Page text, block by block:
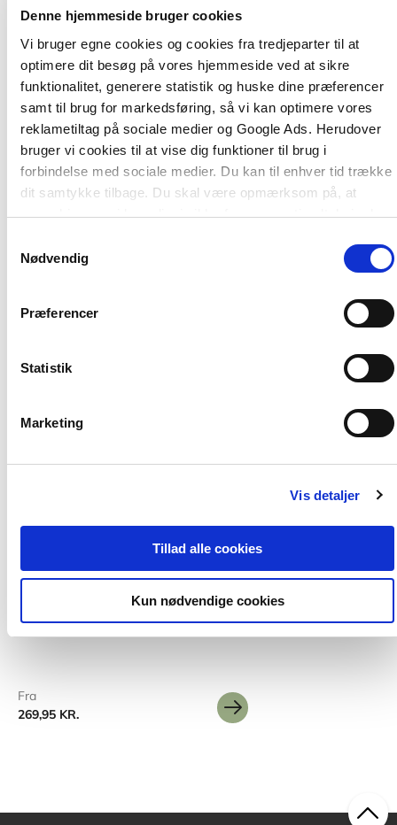
Denne hjemmeside bruger cookies
Vi bruger egne cookies og cookies fra tredjeparter til at
optimere dit besøg på vores hjemmeside ved at sikre
funktionalitet, generere statistik og huske dine præferencer
samt til brug for markedsføring, så vi kan optimere vores
reklametiltag på sociale medier og Google Ads. Herudover
bruger vi cookies til at vise dig funktioner til brug i
forbindelse med sociale medier. Du kan til enhver tid trække
dit samtykke tilbage. Du skal være opmærksom på, at
vores hjemmeside muligvis ikke fungerer optimalt, hvis du
Nødvendig
Præferencer
Statistik
Marketing
Vis detaljer
Tillad alle cookies
Kun nødvendige cookies
følsomhed over for egen og andres lidelse samt et
dybt ønske om at lindre.
Bogen henvender sig til pædagoger, lærere,
socialrådgivere, sygeplejersker, psykologer,
plejeforældre, præster, læger m.fl. – og ikke mindst
til ledere af disse faggrupper.
2 formater
Arousal og compassion
Anne-Mette Sohn Jensen
Fra
269,95 KR.